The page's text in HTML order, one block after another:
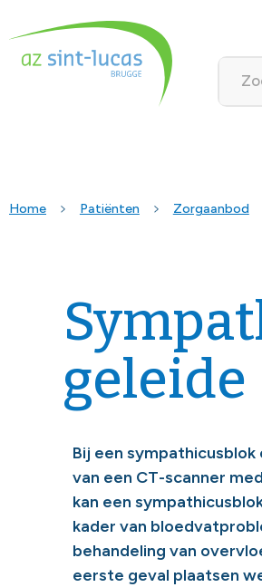
Home Patiënten Zorgaanbod
geleide
Bij een
van een CT-scanner
kan een
kader van
behandeling van
eerste geval plaatsen